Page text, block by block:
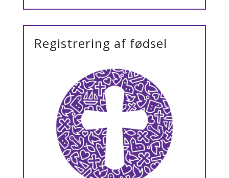
Registrering af fødsel